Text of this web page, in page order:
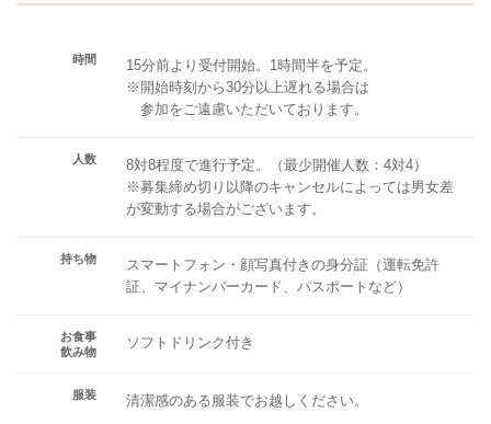
時間
15分前より受付開始。1時間半を予定。
※開始時刻から30分以上遅れる場合は
参加をご遠慮いただいております。
人数
8対8程度で進行予定。（最少開催人数：4対4）
※募集締め切り以降のキャンセルによっては男女差
が変動する場合がございます。
持ち物
スマートフォン・顔写真付きの身分証（運転免許
証、マイナンバーカード、パスポートなど）
お食事
飲み物
ソフトドリンク付き
服装 清潔感のある服装でお越しください。